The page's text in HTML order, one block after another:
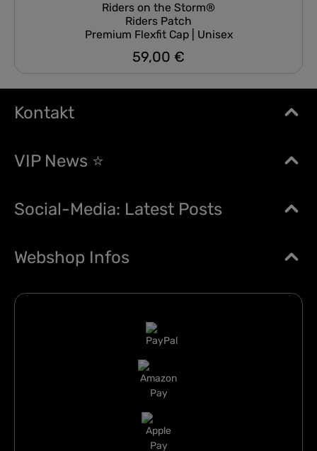
Riders on the Storm®
Riders Patch
Premium Flexfit Cap | Unisex
Regulärer Preis:
59,00 €
Kontakt
VIP News ⭐
Social-Media: Latest Posts
Webshop Infos